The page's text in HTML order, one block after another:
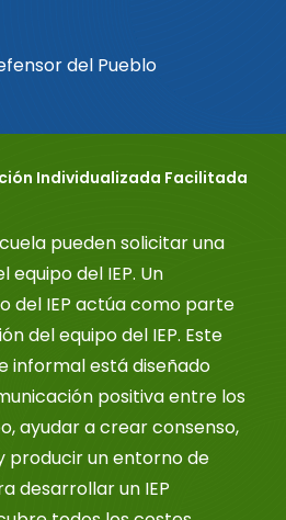
del Pueblo
Individualizada Facilitada
pueden solicitar una
del IEP. Un
del IEP actúa como parte
del equipo del IEP. Este
informal está diseñado
positiva entre los
ayudar a crear consenso,
producir un entorno de
desarrollar un IEP